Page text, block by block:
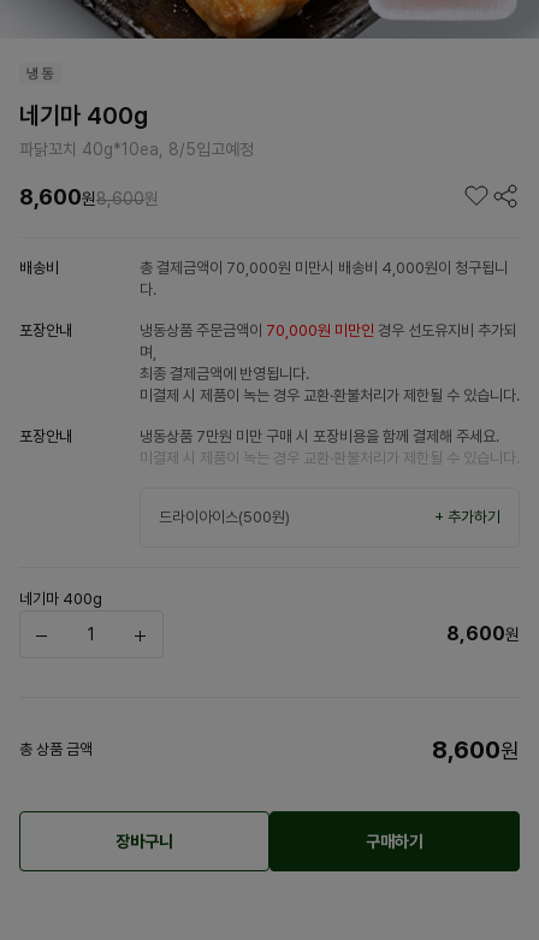
네기마 400g
파닭꼬치 40g*10ea, 8/5입고예정
8,600원8,600원
배송비
총 결제금액이 70,000원 미만시 배송비 4,000원이 청구됩니
다.
포장안내 냉동상품 주문금액이 70,000원 미만인 경우 선도유지비 추가되
며,
최종 결제금액에 반영됩니다.
미결제 시 제품이 녹는 경우 교환·환불처리가 제한될 수 있습니다.
포장안내
냉동상품 7만원 미만 구매 시 포장비용을 함께 결제해 주세요.
미결제 시 제품이 녹는 경우 교환·환불처리가 제한될 수 있습니다.
드라이아이스(500원) + 추가하기
네기마 400g
8,600원
총 상품 금액 8,600원
장바구니 구매하기